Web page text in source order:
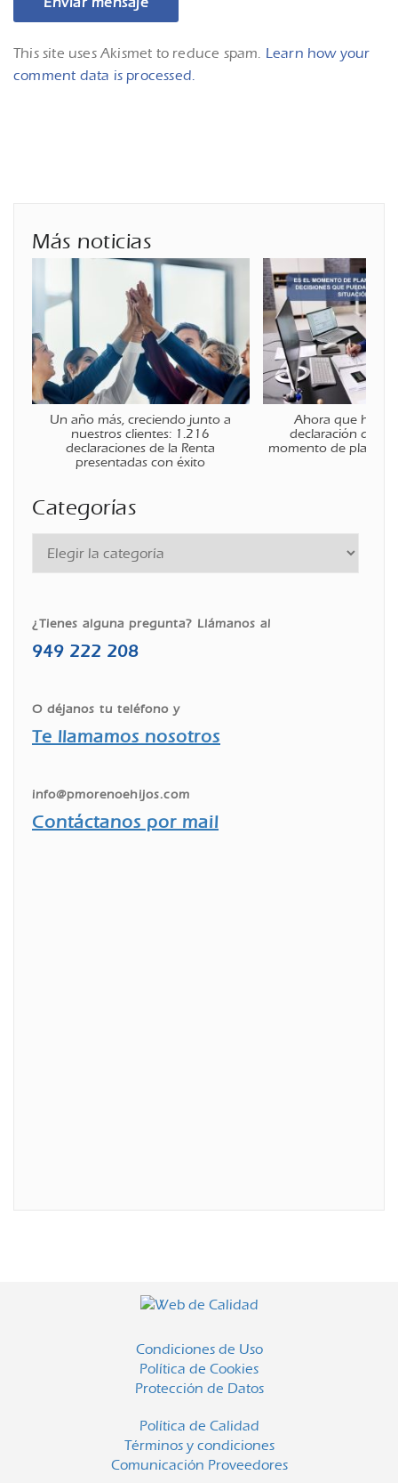
This site uses Akismet to reduce spam. Learn how your
comment data is processed.
Más noticias
Un año más, creciendo junto a
nuestros clientes: 1.216
declaraciones de la Renta
presentadas con éxito
Ahora que ha
declaración de la
momento de
Categorías
¿Tienes alguna pregunta? Llámanos al
949 222 208
O déjanos tu teléfono y
Te llamamos nosotros
info@pmorenoehijos.com
Contáctanos por mail
Condiciones de Uso
Política de Cookies
Protección de Datos
Política de Calidad
Términos y condiciones
Comunicación Proveedores